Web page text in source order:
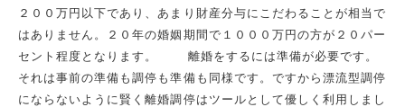
２００万円以下であり、あまり財産分与にこだわることが相当で
はありません。２０年の婚姻期間で１０００万円の方が２０パー
セント程度となります。 離婚をするには準備が必要です。
それは事前の準備も調停も準備も同様です。ですから漂流型調停
にならないように賢く離婚調停はツールとして優しく利用しまし